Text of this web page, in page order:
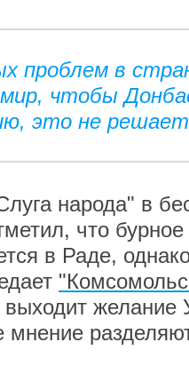
проблем в
чтобы
это не
народа" в
что
в Раде,
желание